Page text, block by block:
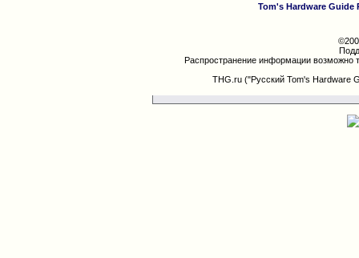
Tom's Hardware Guide
Распространение информации возможно
THG.ru ("Русский Tom's Hardware